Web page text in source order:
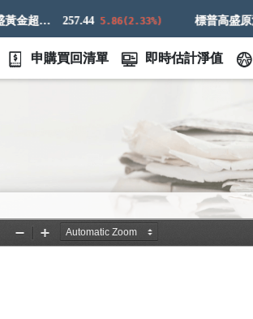
標普高盛黃金超額回報指數 257.44 5.86(2.33%)
申購買回清單 即時估計淨值